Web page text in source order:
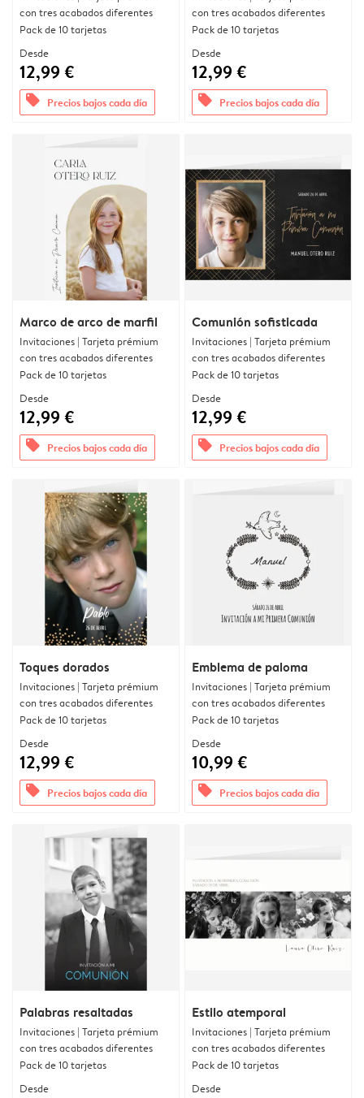
con tres acabados diferentes
Pack de 10 tarjetas
Desde
12,99 €
offers Precios bajos cada día
con tres acabados diferentes
Pack de 10 tarjetas
Desde
12,99 €
offers Precios bajos cada día
Marco de arco de marfil
Invitaciones | Tarjeta prémium
con tres acabados diferentes
Pack de 10 tarjetas
Desde
12,99 €
offers Precios bajos cada día
Comunión sofisticada
Invitaciones | Tarjeta prémium
con tres acabados diferentes
Pack de 10 tarjetas
Desde
12,99 €
offers Precios bajos cada día
Toques dorados
Invitaciones | Tarjeta prémium
con tres acabados diferentes
Pack de 10 tarjetas
Desde
12,99 €
offers Precios bajos cada día
Emblema de paloma
Invitaciones | Tarjeta prémium
con tres acabados diferentes
Pack de 10 tarjetas
Desde
10,99 €
offers Precios bajos cada día
Palabras resaltadas
Invitaciones | Tarjeta prémium
con tres acabados diferentes
Pack de 10 tarjetas
Desde
Estilo atemporal
Invitaciones | Tarjeta prémium
con tres acabados diferentes
Pack de 10 tarjetas
Desde